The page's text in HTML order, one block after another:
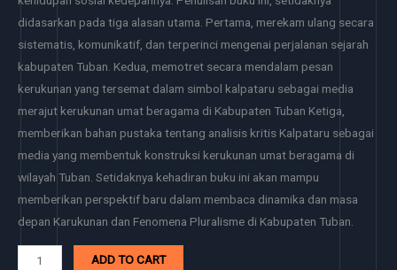
didasarkan pada tiga alasan utama. Pertama, merekam ulang secara
sistematis, komunikatif, dan terperinci mengenai perjalanan sejarah
kabupaten Tuban. Kedua, memotret secara mendalam pesan
kerukunan yang tersemat dalam simbol kalpataru sebagai media
merajut kerukunan umat beragama di Kabupaten Tuban Ketiga,
memberikan bahan pustaka tentang analisis kritis Kalpataru sebagai
media yang membentuk konstruksi kerukunan umat beragama di
wilayah Tuban. Setidaknya kehadiran buku ini akan mampu
memberikan perspektif baru dalam membaca dinamika dan masa
depan Karukunan dan Fenomena Pluralisme di Kabupaten Tuban.
ADD TO CART